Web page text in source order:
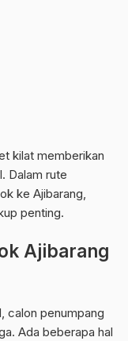
kilat memberikan
Dalam rute
ke Ajibarang,
penting.
Ajibarang
calon penumpang
Ada beberapa hal